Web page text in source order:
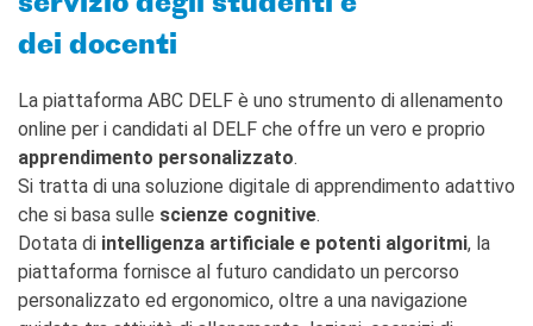
FRANÇAIS
CONTATTACI!
dei docenti
La piattaforma ABC DELF è uno strumento di allenamento
online per i candidati al DELF che offre un vero e proprio
apprendimento personalizzato.
Si tratta di una soluzione digitale di apprendimento adattivo
che si basa sulle scienze cognitive.
Dotata di intelligenza artificiale e potenti algoritmi, la
piattaforma fornisce al futuro candidato un percorso
personalizzato ed ergonomico, oltre a una navigazione